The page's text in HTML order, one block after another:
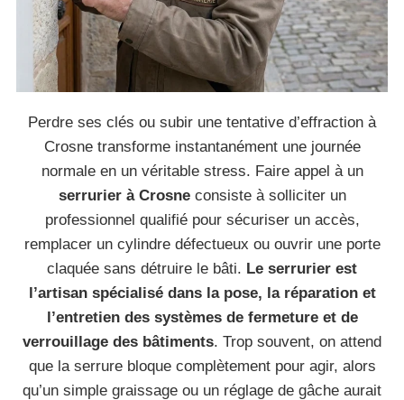
Perdre ses clés ou subir une tentative d’effraction à
Crosne transforme instantanément une journée
normale en un véritable stress. Faire appel à un
serrurier à Crosneconsiste à solliciter un
professionnel qualifié pour sécuriser un accès,
remplacer un cylindre défectueux ou ouvrir une porte
claquée sans détruire le bâti. Le serrurier est
l’artisan spécialisé dans la pose, la réparation et
l’entretien des systèmes de fermeture et de
verrouillage des bâtiments. Trop souvent, on attend
que la serrure bloque complètement pour agir, alors
qu’un simple graissage ou un réglage de gâche aurait